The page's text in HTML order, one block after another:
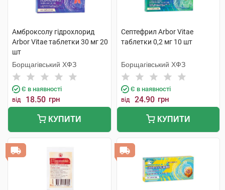
Амброксолу гідрохлорид
Arbor Vitae таблетки 30 мг 20
шт
Борщагівський ХФЗ
Є в наявності
від 18.50 грн
КУПИТИ
Септефрил Arbor Vitae
таблетки 0,2 мг 10 шт
Борщагівський ХФЗ
Є в наявності
від 24.90 грн
КУПИТИ